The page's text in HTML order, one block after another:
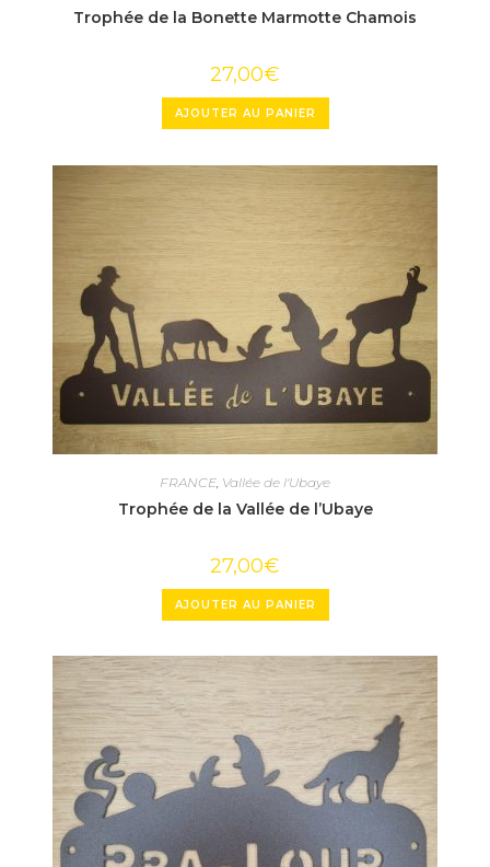
Trophée de la Bonette Marmotte Chamois
27,00€
AJOUTER AU PANIER
FRANCE Vallée de l'Ubaye
Trophée de la Vallée de l’Ubaye
27,00€
AJOUTER AU PANIER